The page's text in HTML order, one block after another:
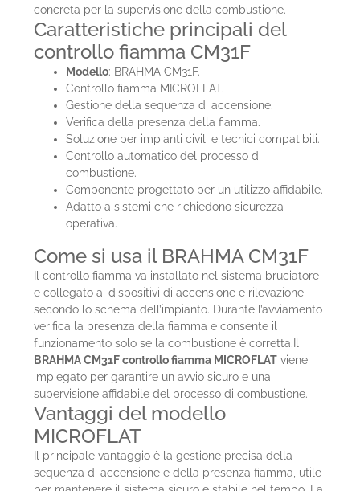
concreta per la supervisione della combustione.
Caratteristiche principali del
controllo fiamma CM31F
Modello: BRAHMA CM31F.
Controllo fiamma MICROFLAT.
Gestione della sequenza di accensione.
Verifica della presenza della fiamma.
Soluzione per impianti civili e tecnici compatibili.
Controllo automatico del processo di
combustione.
Componente progettato per un utilizzo affidabile.
Adatto a sistemi che richiedono sicurezza
operativa.
Come si usa il BRAHMA CM31F
Il controllo fiamma va installato nel sistema bruciatore
e collegato ai dispositivi di accensione e rilevazione
secondo lo schema dell’impianto. Durante l’avviamento
verifica la presenza della fiamma e consente il
funzionamento solo se la combustione è corretta.Il
BRAHMA CM31F controllo fiamma MICROFLAT viene
impiegato per garantire un avvio sicuro e una
supervisione affidabile del processo di combustione.
Vantaggi del modello
MICROFLAT
Il principale vantaggio è la gestione precisa della
sequenza di accensione e della presenza fiamma, utile